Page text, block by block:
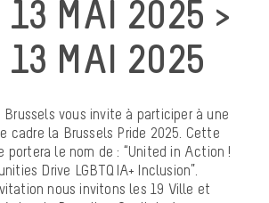
13 MAI 2025 >
13 MAI 2025
Brussels vous invite à participer à une
cadre la Brussels Pride 2025. Cette
portera le nom de : “United in Action !
Drive LGBTQIA+ Inclusion”.
nous invitons les 19 Ville et